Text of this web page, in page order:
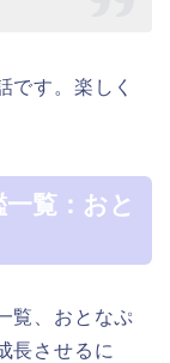
です。楽しく
覧：おと
覧、おとなぷ
長させるに